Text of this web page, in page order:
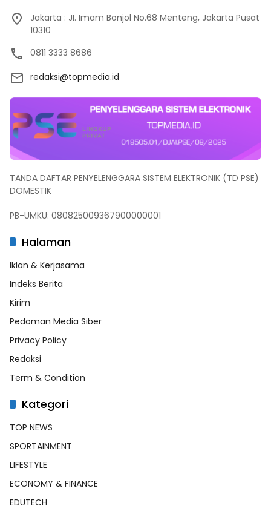
Jakarta : JI. Imam Bonjol No.68 Menteng, Jakarta Pusat
10310
0811 3333 8686
redaksi@topmedia.id
TANDA DAFTAR PENYELENGGARA SISTEM ELEKTRONIK (TD PSE)
DOMESTIK
PB-UMKU: 080825009367900000001
Halaman
Iklan & Kerjasama
Indeks Berita
Kirim
Pedoman Media Siber
Privacy Policy
Redaksi
Term & Condition
Kategori
TOP NEWS
SPORTAINMENT
LIFESTYLE
ECONOMY & FINANCE
EDUTECH